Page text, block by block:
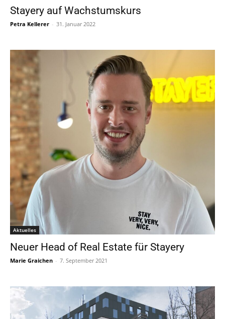
Stayery auf Wachstumskurs
Petra Kellerer - 31. Januar 2022
Aktuelles
Neuer Head of Real Estate für Stayery
Marie Graichen - 7. September 2021